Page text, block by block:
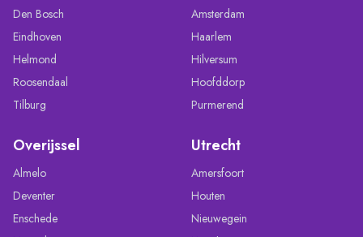
Den Bosch
Eindhoven
Helmond
Roosendaal
Tilburg
Amsterdam
Haarlem
Hilversum
Hoofddorp
Purmerend
Overijssel
Almelo
Deventer
Enschede
Utrecht
Amersfoort
Houten
Nieuwegein